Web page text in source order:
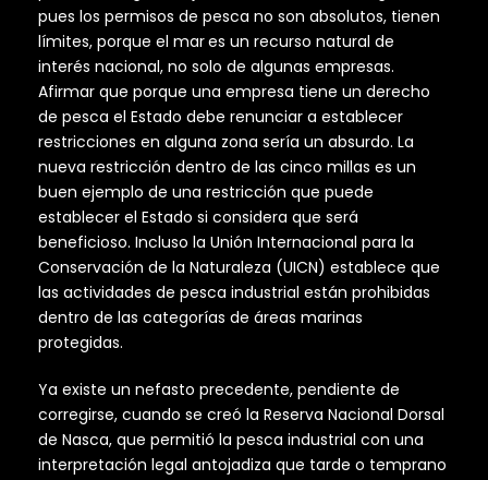
pues los permisos de pesca no son absolutos, tienen
límites, porque el mares un recurso natural de
interés nacional, no solo de algunas empresas.
Afirmar que porque una empresa tiene un derecho
de pesca el Estado debe renunciar a establecer
restricciones en alguna zona sería un absurdo. La
nueva restricción dentro de las cinco millas es un
buen ejemplo de una restricción que puede
establecer el Estado si considera que será
beneficioso. Incluso la Unión Internacional para la
Conservación de la Naturaleza (UICN) establece que
las actividades de pesca industrial están prohibidas
dentro de las categorías de áreas marinas
protegidas.
Ya existe un nefasto precedente, pendiente de
corregirse, cuando se creó la Reserva Nacional Dorsal
de Nasca, que permitió la pesca industrial con una
interpretación legal antojadiza que tarde o temprano